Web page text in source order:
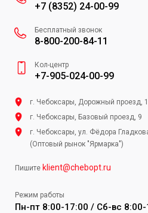
+7 (8352) 24-00-99
Бесплатный звонок
8-800-200-84-11
Кол-центр
+7-905-024-00-99
г. Чебоксары, Дорожный проезд,
г. Чебоксары, Базовый проезд, 9
г. Чебоксары, ул. Фёдора
(Оптовый рынок "Ярмарка")
Пишите klient@chebopt.ru
Режим работы
Пн-пт 8:00-17:00 / Сб-вс 8:00-